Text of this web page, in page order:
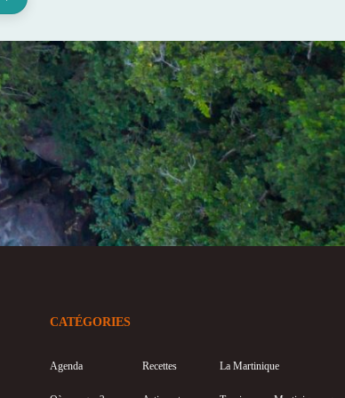
CATÉGORIES
Agenda Recettes La Martinique